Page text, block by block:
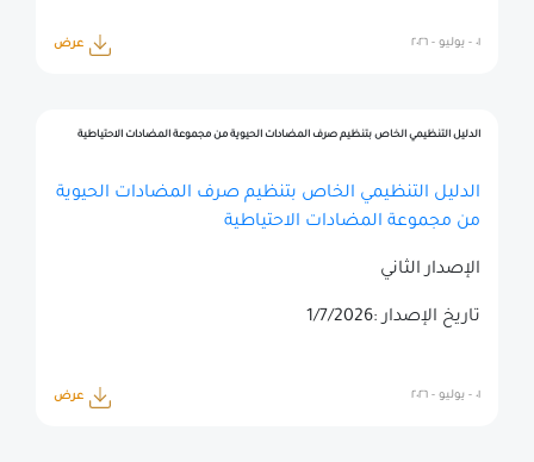
٠١ - يوليو - ٢٠٢٦ عرض
الدليل التنظيمي الخاص بتنظيم صرف المضادات الحيوية من مجموعة المضادات الاحتياطية
الدليل التنظيمي الخاص بتنظيم صرف المضادات الحيوية
من مجموعة المضادات الاحتياطية
الإصدار الثاني
تاريخ الإصدار :1/7/2026
٠١ - يوليو - ٢٠٢٦ عرض